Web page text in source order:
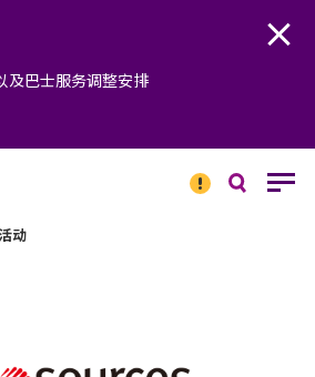
及巴士服务调整安排
消息
动